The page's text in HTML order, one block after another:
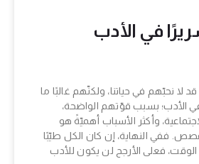
40 شريرًا في الأدب
لا نحبّهم في حياتنا، ولكنّهم غالبًا ما
الأدب؛ بسبب قوّتهم الواضحة،
وأكثر الأسباب أهميّةً هو
ففي النهاية، إن كان الكل طيّبًا
فعلى الأرجح لن يكون للأدب